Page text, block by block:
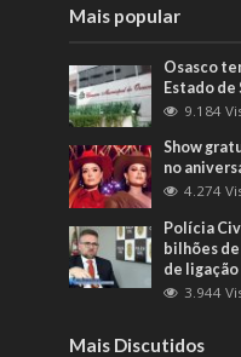
Mais popular
Osasco
Estado de
9.184
Show
no
4.274
Polícia
bilhões
de ligação
3.944
Mais Discutidos